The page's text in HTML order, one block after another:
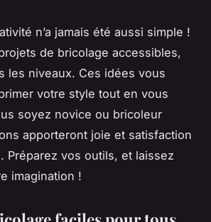
n’a jamais été aussi simple !
de bricolage accessibles,
les niveaux. Ces idées vous
votre style tout en vous
soyez novice ou bricoleur
apporteront joie et satisfaction
Préparez vos outils, et laissez
imagination !